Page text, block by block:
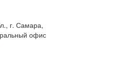
г. Самара,
офис